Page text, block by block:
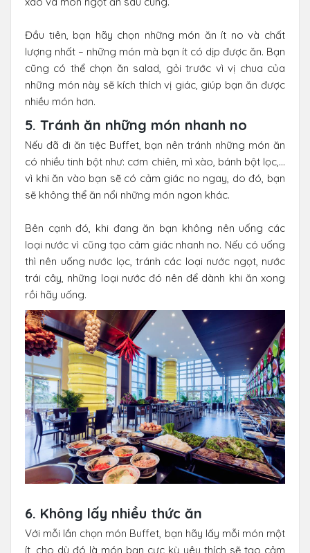
Đầu tiên, bạn hãy chọn những món ăn ít no và chất
lượng nhất – những món mà bạn ít có dịp được ăn. Bạn
cũng có thể chọn ăn salad, gỏi trước vì vị chua của
những món này sẽ kích thích vị giác, giúp bạn ăn được
nhiều món hơn.
5. Tránh ăn những món nhanh no
Nếu đã đi ăn tiệc Buffet, bạn nên tránh những món ăn
có nhiều tinh bột như: cơm chiên, mì xào, bánh bột lọc,…
vì khi ăn vào bạn sẽ có cảm giác no ngay, do đó, bạn
sẽ không thể ăn nổi những món ngon khác.
Bên cạnh đó, khi đang ăn bạn không nên uống các
loại nước vì cũng tạo cảm giác nhanh no. Nếu có uống
thì nên uống nước lọc, tránh các loại nước ngọt, nước
trái cây, những loại nước đó nên để dành khi ăn xong
rồi hãy uống.
6. Không lấy nhiều thức ăn
Với mỗi lần chọn món Buffet, bạn hãy lấy mỗi món một
ít, cho dù đó là món bạn cực kỳ yêu thích sẽ tạo cảm